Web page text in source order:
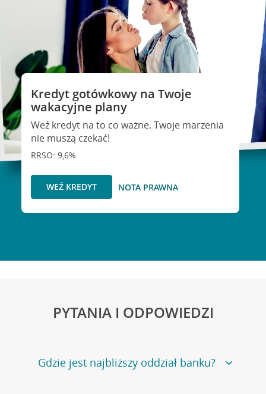
Kredyt gotówkowy na Twoje
wakacyjne plany
Weź kredyt na to co ważne. Twoje marzenia
nie muszą czekać!
RRSO: 9,6%
WEŹ KREDYT NOTA PRAWNA
PYTANIA I ODPOWIEDZI
Gdzie jest najbliższy oddział banku?